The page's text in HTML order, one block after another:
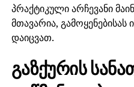
პრაქტიკული არჩევანი
მთავარია, გამოყენებისას
დაიცვათ.
გაზქურის